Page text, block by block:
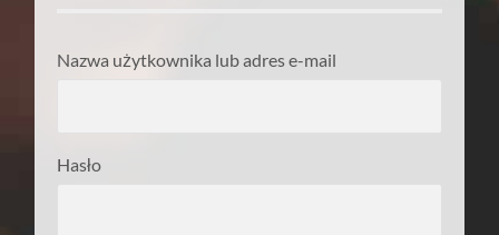
Nazwa użytkownika lub adres e-mail
Hasło